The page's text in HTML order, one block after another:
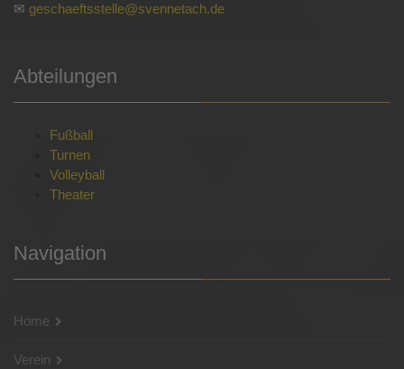
✉ geschaeftsstelle@svennetach.de
Abteilungen
Fußball
Turnen
Volleyball
Theater
Navigation
Home
Verein